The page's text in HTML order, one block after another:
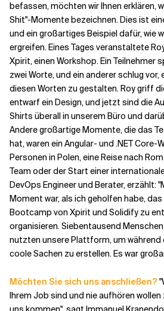
befassen, möchten wir Ihnen erklären,
Shit"-Momente bezeichnen. Dies ist
und ein großartiges Beispiel dafür, wie
ergreifen. Eines Tages veranstaltete
Xpirit, einen Workshop. Ein Teilnehmer
zwei Worte, und ein anderer schlug vor,
diesen Worten zu gestalten. Roy griff
entwarf ein Design, und jetzt sind die
Shirts überall in unserem Büro und
Andere großartige Momente, die das
hat, waren ein Angular- und .NET Core-
Personen in Polen, eine Reise nach
Team oder der Start einer
DevOps Engineer und Berater, erzählt:
Moment war, als ich geholfen habe,
Bootcamp von Xpirit und Solidify zu
organisieren. Siebentausend
nutzten unsere Plattform, um während
coole Sachen zu erstellen. Es war
Möchten Sie sich uns anschließen?
Ihrem Job sind und nie aufhören wollen